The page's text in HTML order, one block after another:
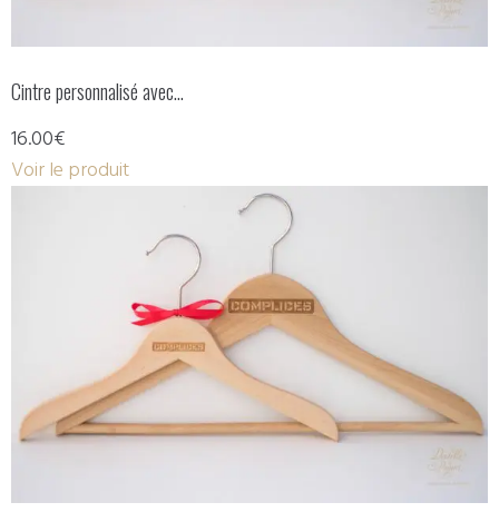
Cintre personnalisé avec…
16.00€
Voir le produit